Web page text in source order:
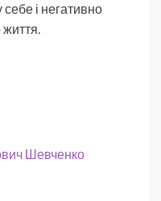
і негативно
життя.
Шевченко